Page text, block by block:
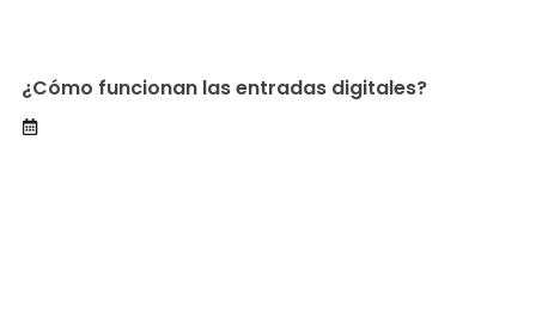
¿Cómo funcionan las entradas digitales?